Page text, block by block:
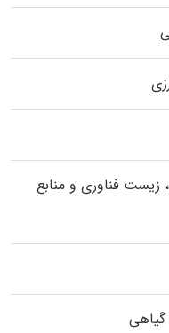
فناوری و منابع
گیاهی